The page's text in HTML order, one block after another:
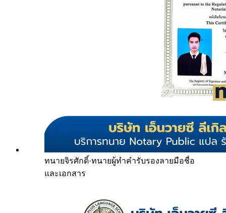
ทนายจิรศักดิ์·ทนายผู้ทำคำรับรองลายมือชื่อ
และเอกสาร